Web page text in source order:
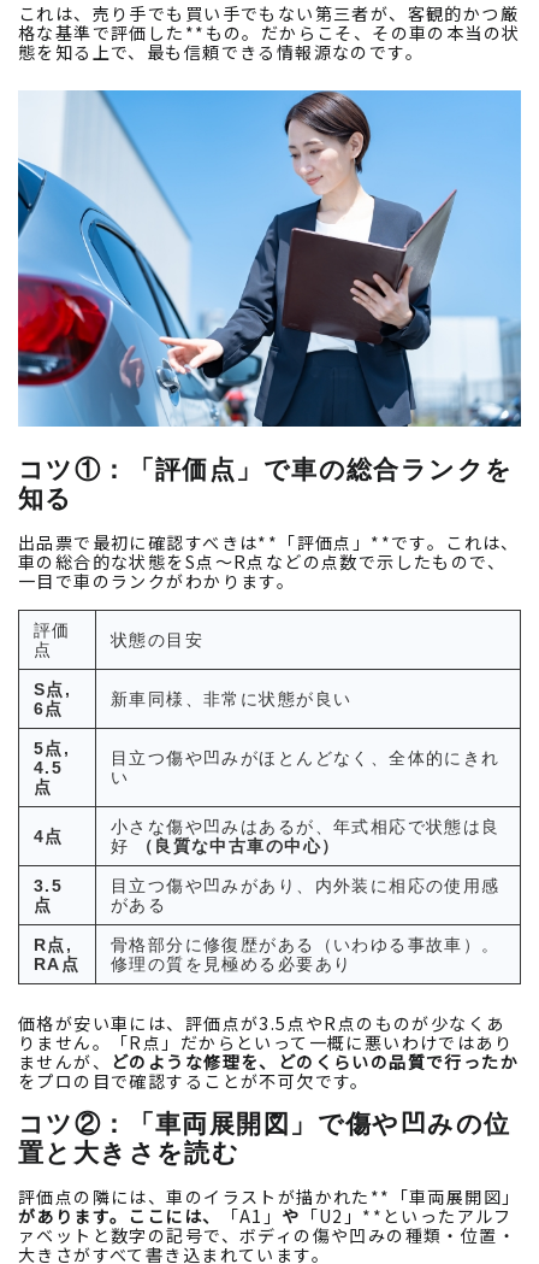
これは、売り手でも買い手でもない第三者が、客観的かつ厳
格な基準で評価した**もの。だからこそ、その車の本当の状
態を知る上で、最も信頼できる情報源なのです。
コツ①：「評価点」で車の総合ランクを
知る
出品票で最初に確認すべきは**「評価点」**です。これは、
車の総合的な状態をS点～R点などの点数で示したもので、
一目で車のランクがわかります。
評価
点
状態の目安
S点,
6点
新車同様、非常に状態が良い
5点,
4.5
点
目立つ傷や凹みがほとんどなく、全体的にきれ
い
4点
小さな傷や凹みはあるが、年式相応で状態は良
好
（良質な中古車の中心）
3.5
点
目立つ傷や凹みがあり、内外装に相応の使用感
がある
R点,
RA点
骨格部分に修復歴がある（いわゆる事故車）。
修理の質を見極める必要あり
価格が安い車には、評価点が3.5点やR点のものが少なくあ
りません。「R点」だからといって一概に悪いわけではあり
ませんが、 どのような修理を、どのくらいの品質で行ったか
をプロの目で確認することが不可欠です。
コツ②：「車両展開図」で傷や凹みの位
置と大きさを読む
評価点の隣には、車のイラストが描かれた**「車両展開図」
があります。ここには、
「A1」 や 「U2」**といったアルフ
ァベットと数字の記号で、ボディの傷や凹みの種類・位置・
大きさがすべて書き込まれています。